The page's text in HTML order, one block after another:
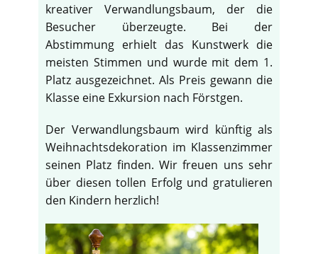
kreativer Verwandlungsbaum, der die
Besucher überzeugte. Bei der
Abstimmung erhielt das Kunstwerk die
meisten Stimmen und wurde mit dem 1.
Platz ausgezeichnet. Als Preis gewann die
Klasse eine Exkursion nach Förstgen.
Der Verwandlungsbaum wird künftig als
Weihnachtsdekoration im Klassenzimmer
seinen Platz finden. Wir freuen uns sehr
über diesen tollen Erfolg und gratulieren
den Kindern herzlich!